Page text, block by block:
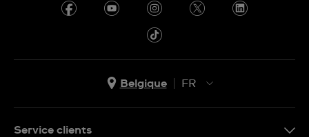
Belgique
FR
Service clients